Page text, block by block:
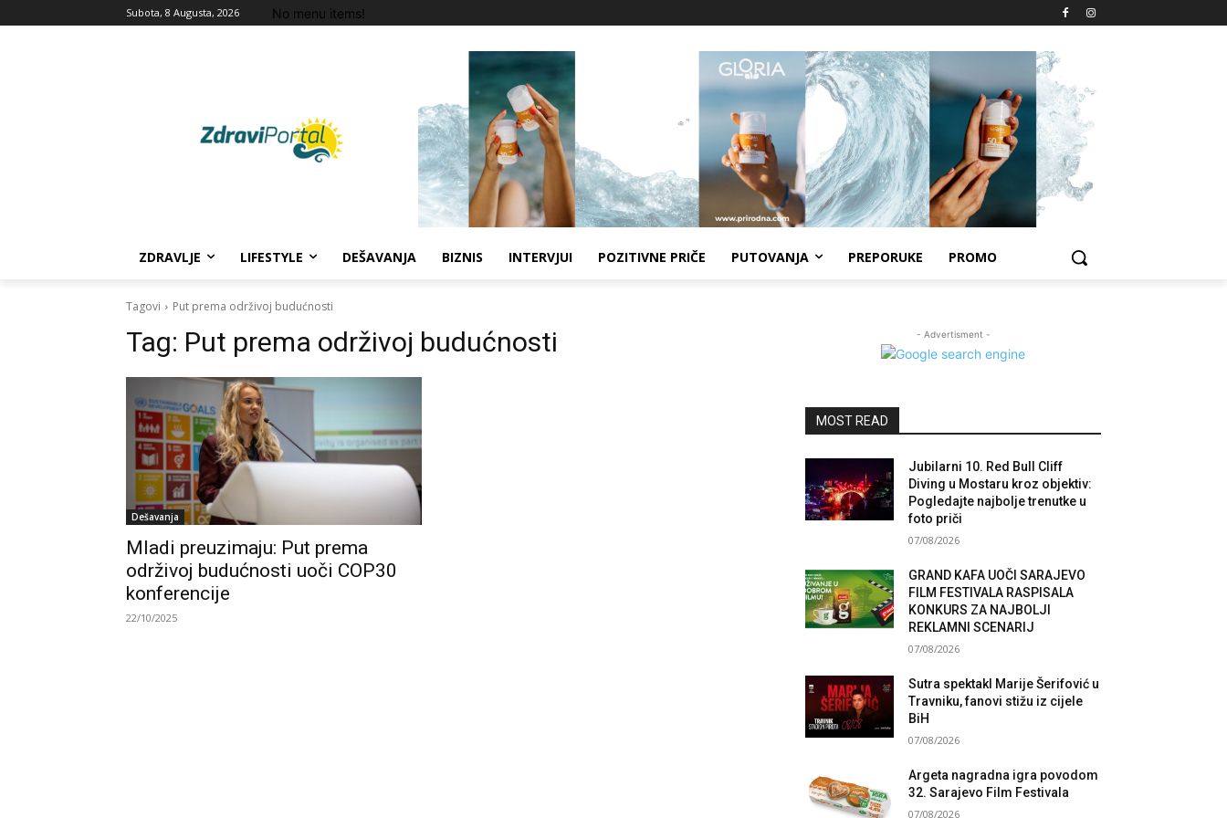
Subota, 8 Augusta, 2026 No menu items!
ZDRAVLJE LIFESTYLE DEŠAVANJA BIZNIS INTERVJUI POZITIVNE PRIČE PUTOVANJA PREPORUKE PROMO
Tagovi Put prema održivoj budućnosti
Tag: Put prema održivoj budućnosti
Dešavanja
Mladi preuzimaju: Put prema
održivoj budućnosti uoči COP30
konferencije
22/10/2025
- Advertisment -
MOST READ
Jubilarni 10. Red Bull Cliff
Diving u Mostaru kroz objektiv:
Pogledajte najbolje trenutke u
foto priči
07/08/2026
GRAND KAFA UOČI SARAJEVO
FILM FESTIVALA RASPISALA
KONKURS ZA NAJBOLJI
REKLAMNI SCENARIJ
07/08/2026
Sutra spektakl Marije Šerifović u
Travniku, fanovi stižu iz cijele
BiH
07/08/2026
Argeta nagradna igra povodom
32. Sarajevo Film Festivala
07/08/2026